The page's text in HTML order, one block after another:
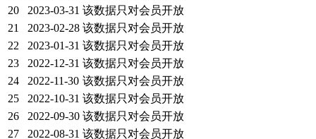
20
2023-03-31 该数据只对会员开放
21
2023-02-28 该数据只对会员开放
22
2023-01-31 该数据只对会员开放
23
2022-12-31 该数据只对会员开放
24
2022-11-30 该数据只对会员开放
25
2022-10-31 该数据只对会员开放
26
2022-09-30 该数据只对会员开放
27
2022-08-31 该数据只对会员开放